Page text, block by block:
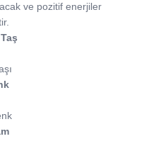
ve pozitif enerjiler